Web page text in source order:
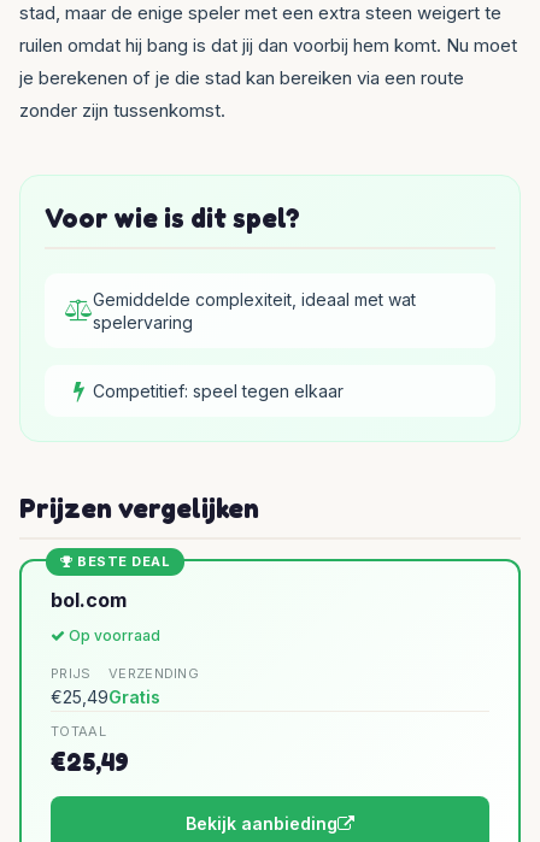
stad, maar de enige speler met een extra steen weigert te
ruilen omdat hij bang is dat jij dan voorbij hem komt. Nu moet
je berekenen of je die stad kan bereiken via een route
zonder zijn tussenkomst.
Voor wie is dit spel?
Gemiddelde complexiteit, ideaal met wat
spelervaring
Competitief: speel tegen elkaar
Prijzen vergelijken
BESTE DEAL
bol.com
Op voorraad
PRIJS
€25,49
VERZENDING
Gratis
TOTAAL
€25,49
Bekijk aanbieding